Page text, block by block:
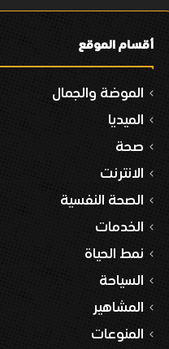
أقسام الموقع
الموضة والجمال
الميديا
صحة
الانترنت
الصحة النفسية
الخدمات
نمط الحياة
السياحة
المشاهير
المنوعات